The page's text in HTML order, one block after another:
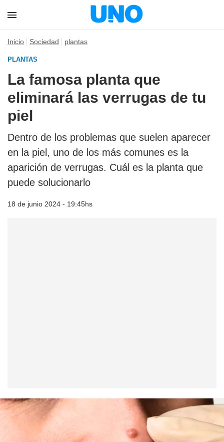
Inicio Sociedad plantas
PLANTAS
La famosa planta que
eliminará las verrugas de tu
piel
Dentro de los problemas que suelen aparecer
en la piel, uno de los más comunes es la
aparición de verrugas. Cuál es la planta que
puede solucionarlo
18 de junio 2024 - 19:45hs